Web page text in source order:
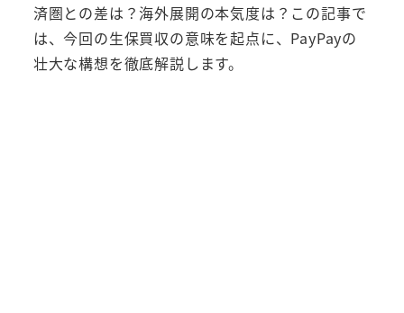
済圏との差は？海外展開の本気度は？この記事で
は、今回の生保買収の意味を起点に、PayPayの
壮大な構想を徹底解説します。